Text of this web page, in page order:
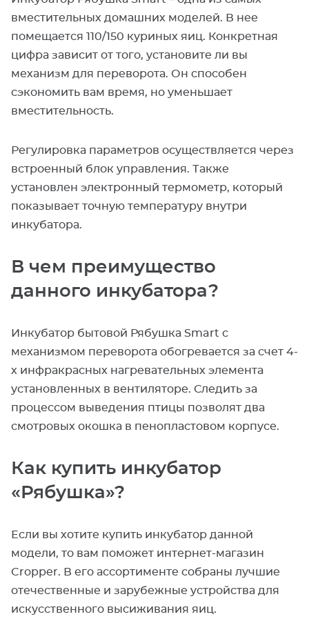
вместительных домашних моделей. В нее
помещается 110/150 куриных яиц. Конкретная
цифра зависит от того, установите ли вы
механизм для переворота. Он способен
сэкономить вам время, но уменьшает
вместительность.
Регулировка параметров осуществляется через
встроенный блок управления. Также
установлен электронный термометр, который
показывает точную температуру внутри
инкубатора.
В чем преимущество
данного инкубатора?
Инкубатор бытовой Рябушка Smart с
механизмом переворота обогревается за счет 4-
х инфракрасных нагревательных элемента
установленных в вентиляторе. Следить за
процессом выведения птицы позволят два
смотровых окошка в пенопластовом корпусе.
Как купить инкубатор
«Рябушка»?
Если вы хотите купить инкубатор данной
модели, то вам поможет интернет-магазин
Cropper. В его ассортименте собраны лучшие
отечественные и зарубежные устройства для
искусственного высиживания яиц.